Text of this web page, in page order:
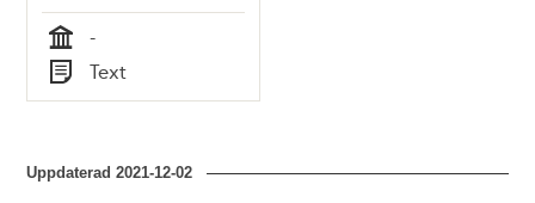
Tid
-
Typ
Text
Uppdaterad2021-12-02